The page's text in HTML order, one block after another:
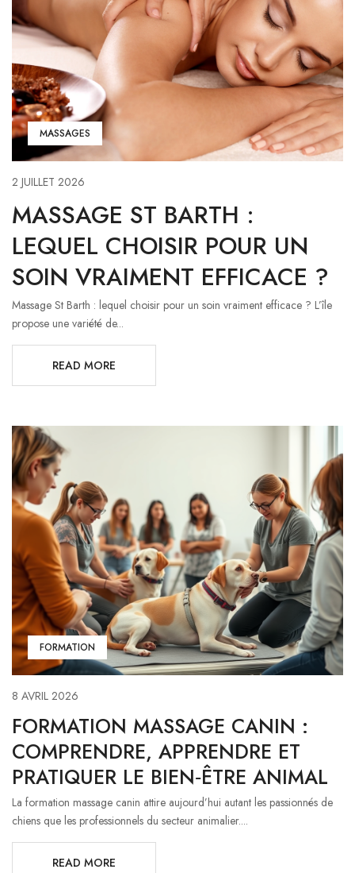
MASSAGES
2 JUILLET 2026
MASSAGE ST BARTH :
LEQUEL CHOISIR POUR UN
SOIN VRAIMENT EFFICACE ?
Massage St Barth : lequel choisir pour un soin vraiment efficace ? L’île
propose une variété de...
READ MORE
FORMATION
8 AVRIL 2026
FORMATION MASSAGE CANIN :
COMPRENDRE, APPRENDRE ET
PRATIQUER LE BIEN‑ÊTRE ANIMAL
La formation massage canin attire aujourd’hui autant les passionnés de
chiens que les professionnels du secteur animalier....
READ MORE